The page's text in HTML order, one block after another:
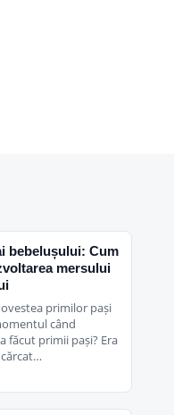
bebelușului: Cum
mersului
primilor pași
când
făcut primii pași? Era